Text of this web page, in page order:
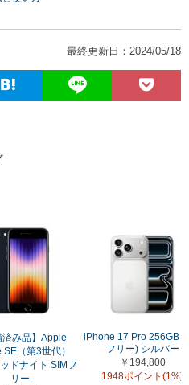
最終更新日：2024/05/18
済み品】Apple
（第3世代）
ドナイト SIMフ
リー
iPhone 17 Pro 256GB
フリー) シルバー
￥194,800
1948ポイント(1%)